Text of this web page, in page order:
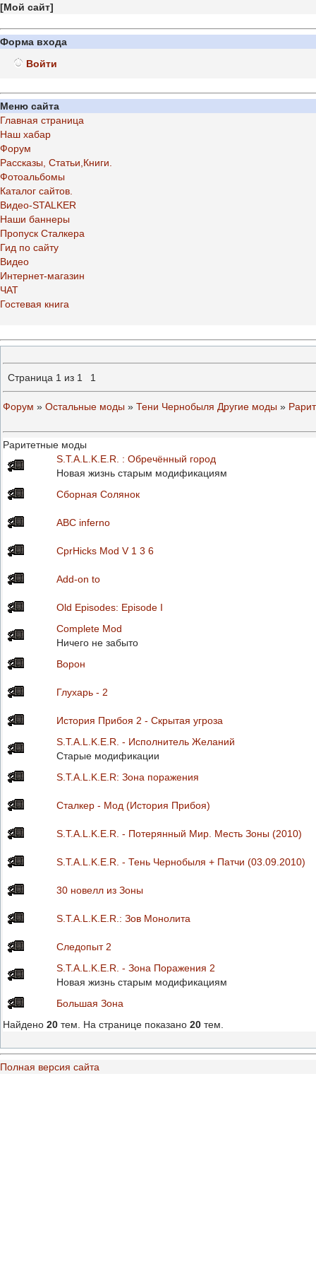
[Мой сайт]
Форма входа
Войти
Меню сайта
Главная страница
Наш хабар
Форум
Рассказы, Статьи,Книги.
Фотоальбомы
Каталог сайтов.
Видео-STALKER
Наши баннеры
Пропуск Сталкера
Гид по сайту
Видео
Интернет-магазин
ЧАТ
Гостевая книга
Страница 1 из 1 1
Форум » Остальные моды » Тени Чернобыля Другие моды »
Раритетные моды
S.T.A.L.K.E.R. : Обречённый город
Новая жизнь старым модификациям
Сборная Солянок
ABC inferno
CprHicks Mod V 1 3 6
Add-on to
Old Episodes: Episode I
Complete Mod
Ничего не забыто
Ворон
Глухарь - 2
История Прибоя 2 - Скрытая угроза
S.T.A.L.K.E.R. - Исполнитель Желаний
Старые модификации
S.T.A.L.K.E.R: Зона поражения
Сталкер - Мод (История Прибоя)
S.T.A.L.K.E.R. - Потерянный Мир. Месть Зоны (2010)
S.T.A.L.K.E.R. - Тень Чернобыля + Патчи (03.09.2010)
30 новелл из Зоны
S.T.A.L.K.E.R.: Зов Монолита
Следопыт 2
S.T.A.L.K.E.R. - Зона Поражения 2
Новая жизнь старым модификациям
Большая Зона
Найдено 20 тем. На странице показано 20 тем.
Полная версия сайта